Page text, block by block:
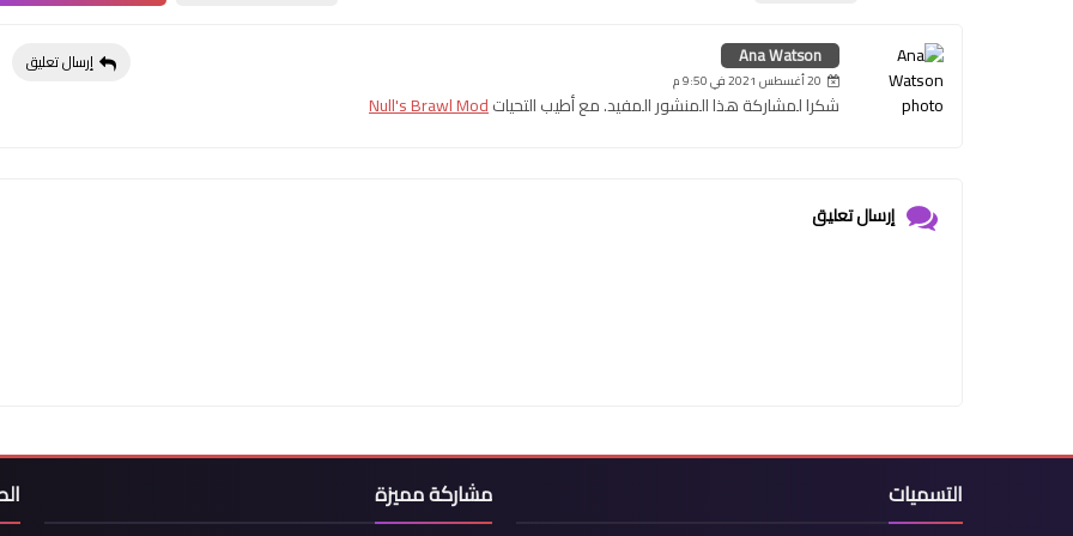
Ana Watson
20 أغسطس 2021 في 9:50 م
شكرا لمشاركة هذا المنشور المفيد. مع أطيب التحياتNull's Brawl Mod
إرسال تعليق
إرسال تعليق
التسميات مشاركة مميزة